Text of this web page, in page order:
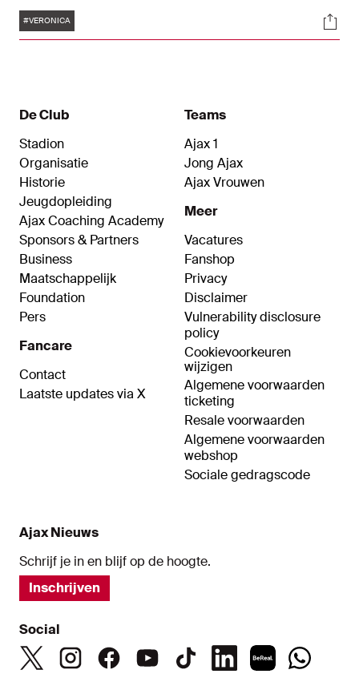
2025 Official Media Partner van Ajax. Naast de
samenwerking met Radio Veronica blijft Ajax ook
Tags
#VERONICA
De Club
Stadion
Organisatie
Historie
Jeugdopleiding
Ajax Coaching Academy
Sponsors & Partners
Business
Maatschappelijk
Foundation
Pers
Fancare
Contact
Laatste updates via X
Teams
Ajax 1
Jong Ajax
Ajax Vrouwen
Meer
Vacatures
Fanshop
Privacy
Disclaimer
Vulnerability disclosure
policy
Cookievoorkeuren
wijzigen
Algemene voorwaarden
ticketing
Resale voorwaarden
Algemene voorwaarden
webshop
Sociale gedragscode
Ajax Nieuws
Schrijf je in en blijf op de hoogte.
Inschrijven
Social